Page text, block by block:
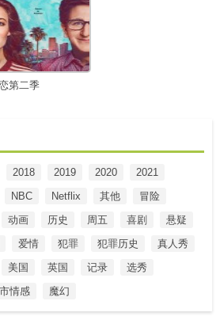
第二季
2018 2019 2020
2021
NBC Netflix 其他
冒险
动画 历史 周五 喜剧
悬疑
爱情 犯罪 犯罪历史
真人秀
美国 英国 记录
选秀
情感 魔幻